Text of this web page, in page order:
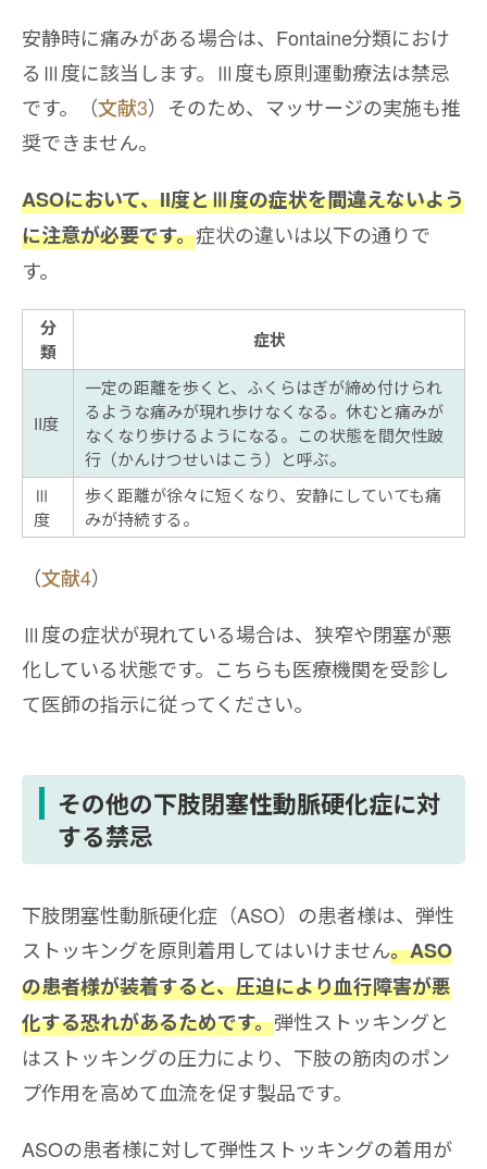
安静時に痛みがある場合は、Fontaine分類におけ
るⅢ度に該当します。Ⅲ度も原則運動療法は禁忌
です。（文献3）そのため、マッサージの実施も推
奨できません。
ASOにおいて、II度とⅢ度の症状を間違えないよう
に注意が必要です。症状の違いは以下の通りで
す。
分
類
症状
II度
一定の距離を歩くと、ふくらはぎが締め付けられ
るような痛みが現れ歩けなくなる。休むと痛みが
なくなり歩けるようになる。この状態を間欠性跛
行（かんけつせいはこう）と呼ぶ。
Ⅲ
度
歩く距離が徐々に短くなり、安静にしていても痛
みが持続する。
（文献4）
Ⅲ度の症状が現れている場合は、狭窄や閉塞が悪
化している状態です。こちらも医療機関を受診し
て医師の指示に従ってください。
その他の下肢閉塞性動脈硬化症に対
する禁忌
下肢閉塞性動脈硬化症（ASO）の患者様は、弾性
ストッキングを原則着用してはいけません。ASO
の患者様が装着すると、圧迫により血行障害が悪
化する恐れがあるためです。弾性ストッキングと
はストッキングの圧力により、下肢の筋肉のポン
プ作用を高めて血流を促す製品です。
ASOの患者様に対して弾性ストッキングの着用が